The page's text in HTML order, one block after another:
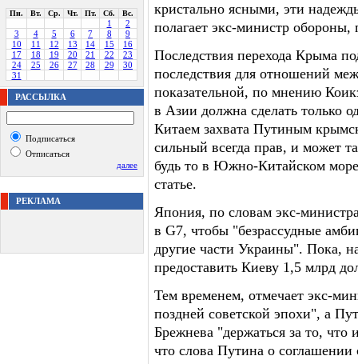
Пн. Вт. Ср. Чт. Пт. Сб. Вс.
1
2
3
4 5 6 7 8
9
10
11 12 13 14 15
16
17
18 19 20 21 22
23
24
25 26 27 28 29
30
31
РАССЫЛКА
Подписаться
Отписаться
далее
РЕКЛАМА
кристально ясными, эти
полагает экс-министр
Последствия перехода Крыма
последствия для отношений
показательной, по мнению
в Азии должна сделать только
Китаем захвата Путиным
сильный всегда прав, и может
будь то в Южно-Китайском
статье.
Япония, по словам экс-
в G7, чтобы "безрассудные
другие части Украины". Пока,
предоставить Киеву 1,5 млрд
Тем временем, отмечает экс-
поздней советской эпохи", а
Брежнева "держаться за то,
что слова Путина о